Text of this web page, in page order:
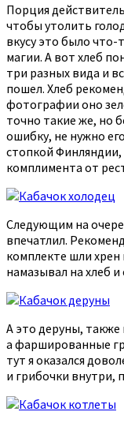
Порция
чтобы утолить
вкусу это было
магии. А вот хлеб
три разных вида и
пошел. Хлеб
фотографии оно
точно такие же, но
ошибку, не нужно
стопкой
комплимента от
Следующим на
впечатлил.
комплекте шли
намазывал на хлеб и
А это деруны, также
а фаршированные
тут я оказался
и грибочки внутри,